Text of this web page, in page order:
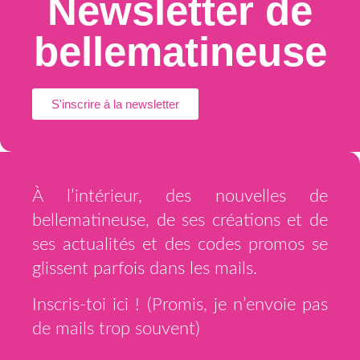
Newsletter de
bellematineuse
S'inscrire à la newsletter
À l’intérieur, des nouvelles de
bellematineuse, de ses créations et de
ses actualités et des codes promos se
glissent parfois dans les mails.
Inscris-toi ici ! (Promis, je n’envoie pas
de mails trop souvent)